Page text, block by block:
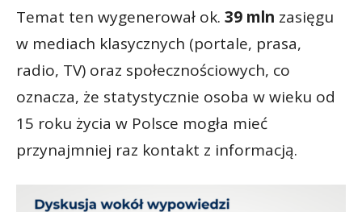
Temat ten wygenerował ok. 39 mln zasięgu
w mediach klasycznych (portale, prasa,
radio, TV) oraz społecznościowych, co
oznacza, że statystycznie osoba w wieku od
15 roku życia w Polsce mogła mieć
przynajmniej raz kontakt z informacją.